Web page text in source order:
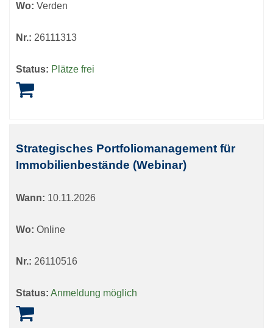
Wo: Verden
Nr.: 26111313
Status: Plätze frei
Strategisches Portfoliomanagement für
Immobilienbestände (Webinar)
Wann: 10.11.2026
Wo: Online
Nr.: 26110516
Status: Anmeldung möglich